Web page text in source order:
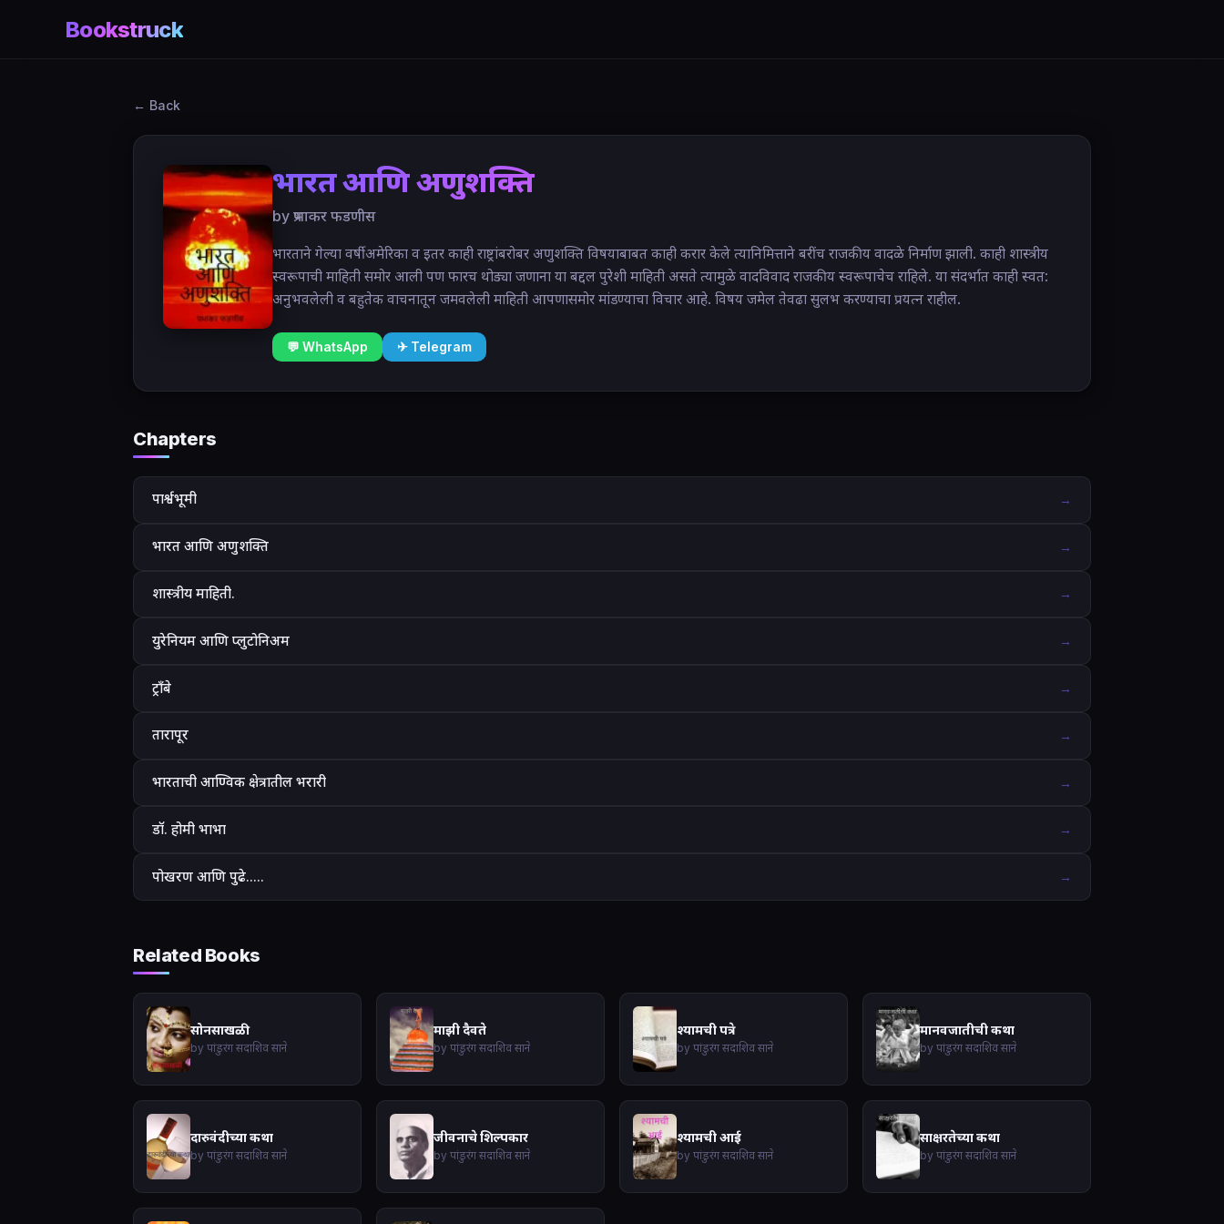
Bookstruck
← Back
भारत आणि अणुशक्ति
by प्रभाकर फडणीस
भारताने गेल्या वर्षी अमेरिका व इतर काही राष्ट्रांबरोबर अणुशक्ति विषयाबाबत काही करार केले त्यानिमित्ताने बरींच राजकीय वादळे निर्माण झाली. काही शास्त्रीय
स्वरूपाची माहिती समोर आली पण फारच थोड्या जणाना या बद्दल पुरेशी माहिती असते त्यामुळे वादविवाद राजकीय स्वरूपाचेच राहिले. या संदर्भात काही स्वत:
अनुभवलेली व बहुतेक वाचनातून जमवलेली माहिती आपणासमोर मांडण्याचा विचार आहे. विषय जमेल तेवढा सुलभ करण्याचा प्रयत्न राहील.
💬 WhatsApp ✈ Telegram
Chapters
पार्श्वभूमी →
भारत आणि अणुशक्ति →
शास्त्रीय माहिती. →
युरेनियम आणि प्लुटोनिअम →
ट्रॉंबे →
तारापूर →
भारताची आण्विक क्षेत्रातील भरारी →
डॉ. होमी भाभा →
पोखरण आणि पुढे..... →
Related Books
सोनसाखळी
by पांडुरंग सदाशिव साने
माझी दैवते
by पांडुरंग सदाशिव साने
श्यामची पत्रे
by पांडुरंग सदाशिव साने
मानवजातीची कथा
by पांडुरंग सदाशिव साने
दारुवंदीच्या कथा
by पांडुरंग सदाशिव साने
जीवनाचे शिल्पकार
by पांडुरंग सदाशिव साने
श्यामची आई
by पांडुरंग सदाशिव साने
साक्षरतेच्या कथा
by पांडुरंग सदाशिव साने